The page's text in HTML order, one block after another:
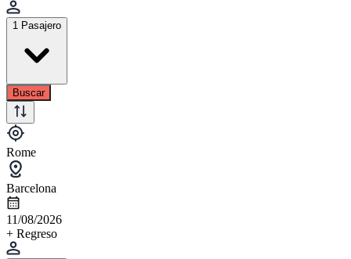
1 Pasajero
Buscar
Rome
Barcelona
11/08/2026
+ Regreso